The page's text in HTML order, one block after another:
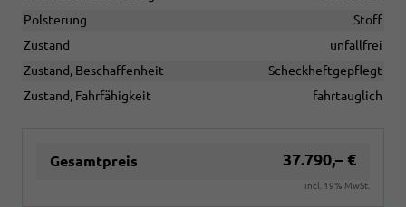
Polsterung
Stoff
Zustand
unfallfrei
Zustand, Beschaffenheit
Scheckheftgepflegt
Zustand, Fahrfähigkeit
fahrtauglich
Gesamtpreis 37.790,– €
incl. 19% MwSt.